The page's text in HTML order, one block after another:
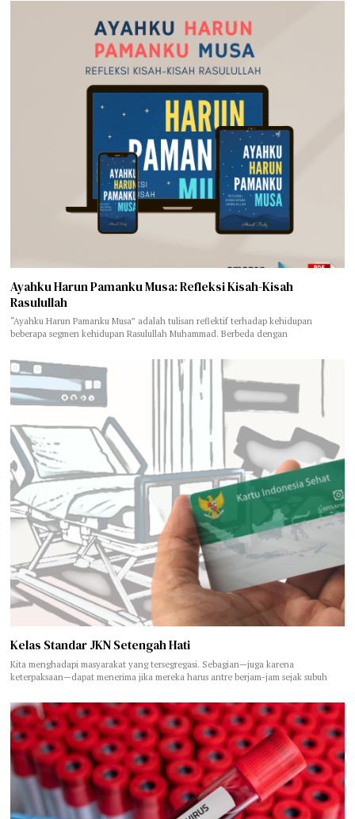
Ayahku Harun Pamanku Musa: Refleksi Kisah-Kisah
Rasulullah
“Ayahku Harun Pamanku Musa” adalah tulisan reflektif terhadap kehidupan
beberapa segmen kehidupan Rasulullah Muhammad. Berbeda dengan
Kelas Standar JKN Setengah Hati
Kita menghadapi masyarakat yang tersegregasi. Sebagian—juga karena
keterpaksaan—dapat menerima jika mereka harus antre berjam-jam sejak subuh